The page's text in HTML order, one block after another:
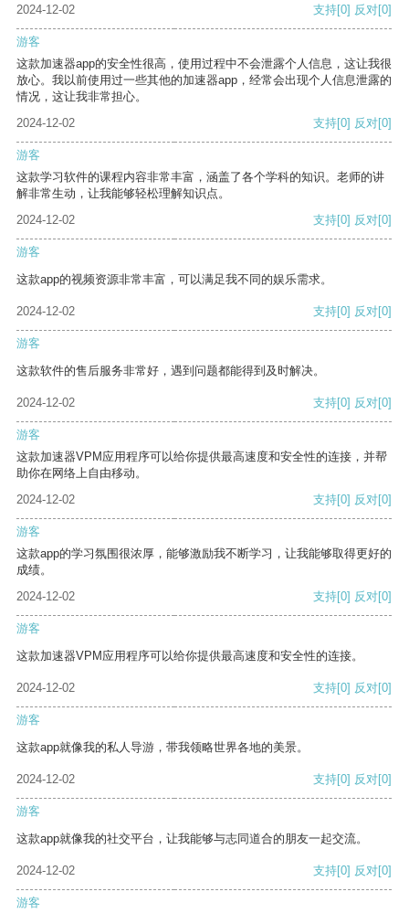
2024-12-02 支持[0] 反对[0]
游客
这款加速器app的安全性很高，使用过程中不会泄露个人信息，这让我很
放心。我以前使用过一些其他的加速器app，经常会出现个人信息泄露的
情况，这让我非常担心。
2024-12-02
支持[0] 反对[0]
游客
这款学习软件的课程内容非常丰富，涵盖了各个学科的知识。老师的讲
解非常生动，让我能够轻松理解知识点。
2024-12-02
支持[0] 反对[0]
游客
这款app的视频资源非常丰富，可以满足我不同的娱乐需求。
2024-12-02 支持[0] 反对[0]
游客
这款软件的售后服务非常好，遇到问题都能得到及时解决。
2024-12-02 支持[0] 反对[0]
游客
这款加速器VPM应用程序可以给你提供最高速度和安全性的连接，并帮
助你在网络上自由移动。
2024-12-02
支持[0] 反对[0]
游客
这款app的学习氛围很浓厚，能够激励我不断学习，让我能够取得更好的
成绩。
2024-12-02
支持[0] 反对[0]
游客
这款加速器VPM应用程序可以给你提供最高速度和安全性的连接。
2024-12-02 支持[0] 反对[0]
游客
这款app就像我的私人导游，带我领略世界各地的美景。
2024-12-02 支持[0] 反对[0]
游客
这款app就像我的社交平台，让我能够与志同道合的朋友一起交流。
2024-12-02 支持[0] 反对[0]
游客